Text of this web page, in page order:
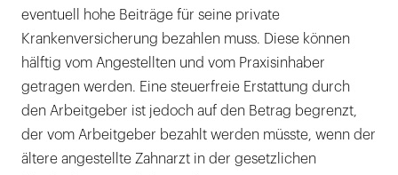
eventuell hohe Beiträge für seine private
Krankenversicherung bezahlen muss. Diese können
hälftig vom Angestellten und vom Praxisinhaber
getragen werden. Eine steuerfreie Erstattung durch
den Arbeitgeber ist jedoch auf den Betrag begrenzt,
der vom Arbeitgeber bezahlt werden müsste, wenn der
ältere angestellte Zahnarzt in der gesetzlichen